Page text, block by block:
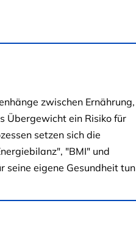
zwischen Ernährung,
Übergewicht ein Risiko für
setzen sich die
"BMI" und
seine eigene Gesundheit tun